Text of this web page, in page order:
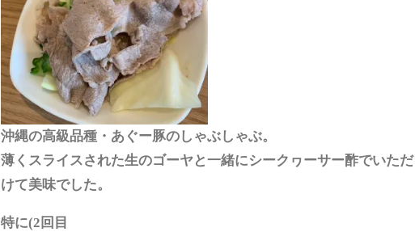
沖縄の高級品種・あぐー豚のしゃぶしゃぶ。
薄くスライスされた生のゴーヤと一緒にシークヮーサー酢でいただ
けて美味でした。
特に(2回目